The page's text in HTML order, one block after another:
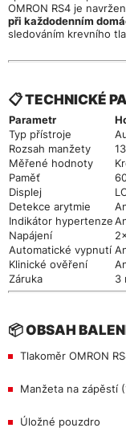
OMRON RS4 je
při každodenním
sledováním krevního
📋 TECHNICKÉ
Parametr
Typ přístroje
Rozsah manžety
Měřené hodnoty
Paměť
Displej
Detekce arytmie
Indikátor hypertenze
Napájení
Automatické vypnutí
Klinické ověření
Záruka
3
📦 OBSAH
Tlakoměr OMRON
Manžeta na zápěstí
Úložné pouzdro